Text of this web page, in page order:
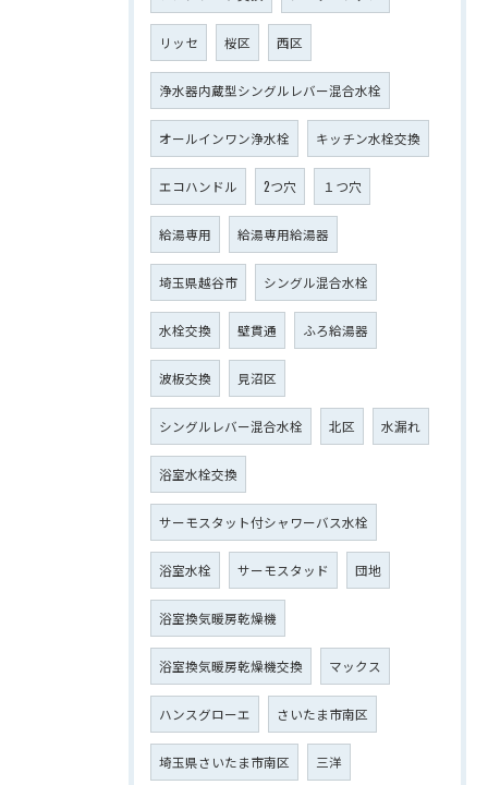
リッセ 桜区 西区
浄水器内蔵型シングルレバー混合水栓
オールインワン浄水栓 キッチン水栓交換
エコハンドル 2つ穴 １つ穴
給湯専用 給湯専用給湯器
埼玉県越谷市 シングル混合水栓
水栓交換 壁貫通 ふろ給湯器
波板交換 見沼区
シングルレバー混合水栓 北区 水漏れ
浴室水栓交換
サーモスタット付シャワーバス水栓
浴室水栓 サーモスタッド 団地
浴室換気暖房乾燥機
浴室換気暖房乾燥機交換 マックス
ハンスグローエ さいたま市南区
埼玉県さいたま市南区 三洋